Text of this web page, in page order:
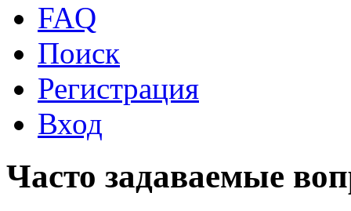
FAQ
Поиск
Регистрация
Вход
Часто задаваемые